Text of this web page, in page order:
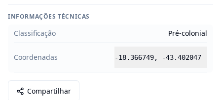
INFORMAÇÕES TÉCNICAS
Classificação Pré-colonial
Coordenadas -18.366749, -43.402047
Compartilhar